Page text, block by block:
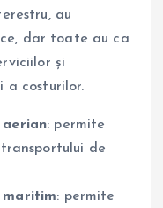
au
dar toate au ca
și
a costurilor.
: permite
de
maritim: permite